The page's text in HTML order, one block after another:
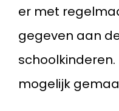
er met
gegeven aan
mogelijk